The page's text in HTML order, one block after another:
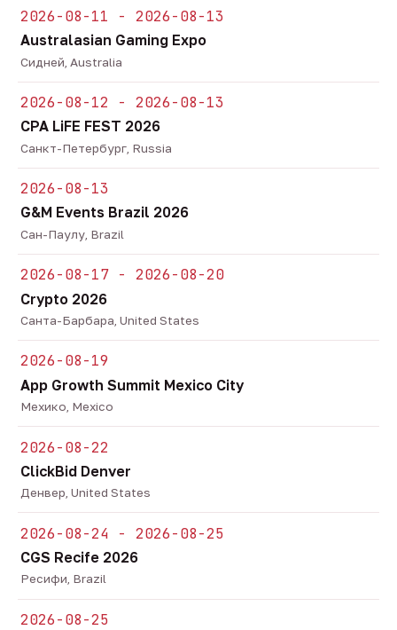
2026-08-11 - 2026-08-13
Australasian Gaming Expo
Сидней, Australia
2026-08-12 - 2026-08-13
CPA LiFE FEST 2026
Санкт-Петербург, Russia
2026-08-13
G&M Events Brazil 2026
Сан-Паулу, Brazil
2026-08-17 - 2026-08-20
Crypto 2026
Санта-Барбара, United States
2026-08-19
App Growth Summit Mexico City
Мехико, Mexico
2026-08-22
ClickBid Denver
Денвер, United States
2026-08-24 - 2026-08-25
CGS Recife 2026
Ресифи, Brazil
2026-08-25